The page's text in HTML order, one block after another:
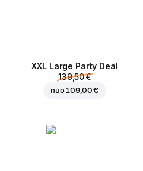
XXL Large Party Deal
139,50 €
nuo109,00 €